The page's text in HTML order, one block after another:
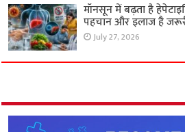
मॉनसून में बढ़ता है
पहचान और इलाज है
July 27, 2026